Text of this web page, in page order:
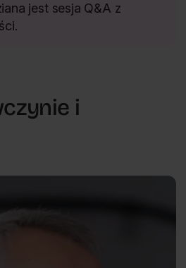
jest sesja Q&A z
i